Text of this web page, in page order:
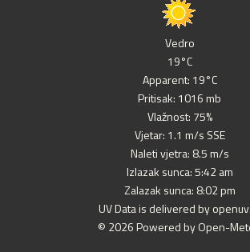
Vedro
19°C
Apparent: 19°C
Pritisak: 1016 mb
Vlažnost: 75%
Vjetar: 1.1 m/s SSE
Naleti vjetra: 8.5 m/s
Izlazak sunca: 5:42 am
Zalazak sunca: 8:02 pm
UV Data is delivered by
© 2026 Powered by Open-